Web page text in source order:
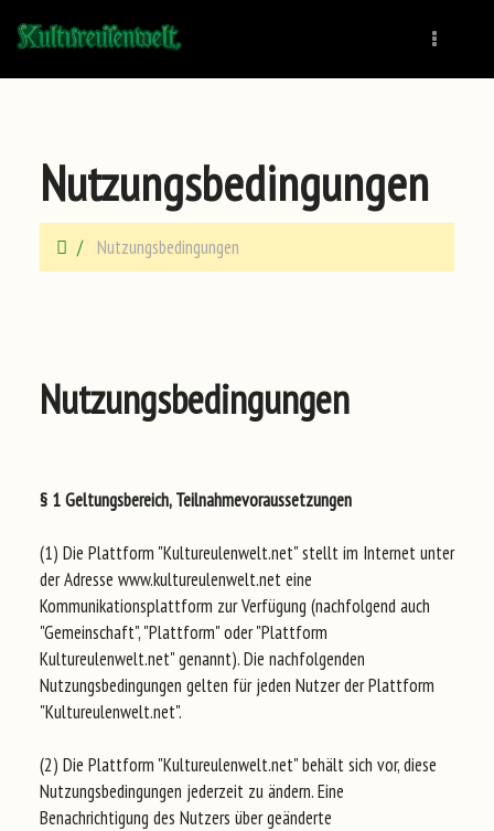
Nutzungsbedingungen
Nutzungsbedingungen
Nutzungsbedingungen
§ 1 Geltungsbereich, Teilnahmevoraussetzungen
(1) Die Plattform "Kultureulenwelt.net" stellt im Internet unter
der Adresse www.kultureulenwelt.net eine
Kommunikationsplattform zur Verfügung (nachfolgend auch
"Gemeinschaft", "Plattform" oder "Plattform
Kultureulenwelt.net" genannt). Die nachfolgenden
Nutzungsbedingungen gelten für jeden Nutzer der Plattform
"Kultureulenwelt.net".
(2) Die Plattform "Kultureulenwelt.net" behält sich vor, diese
Nutzungsbedingungen jederzeit zu ändern. Eine
Benachrichtigung des Nutzers über geänderte